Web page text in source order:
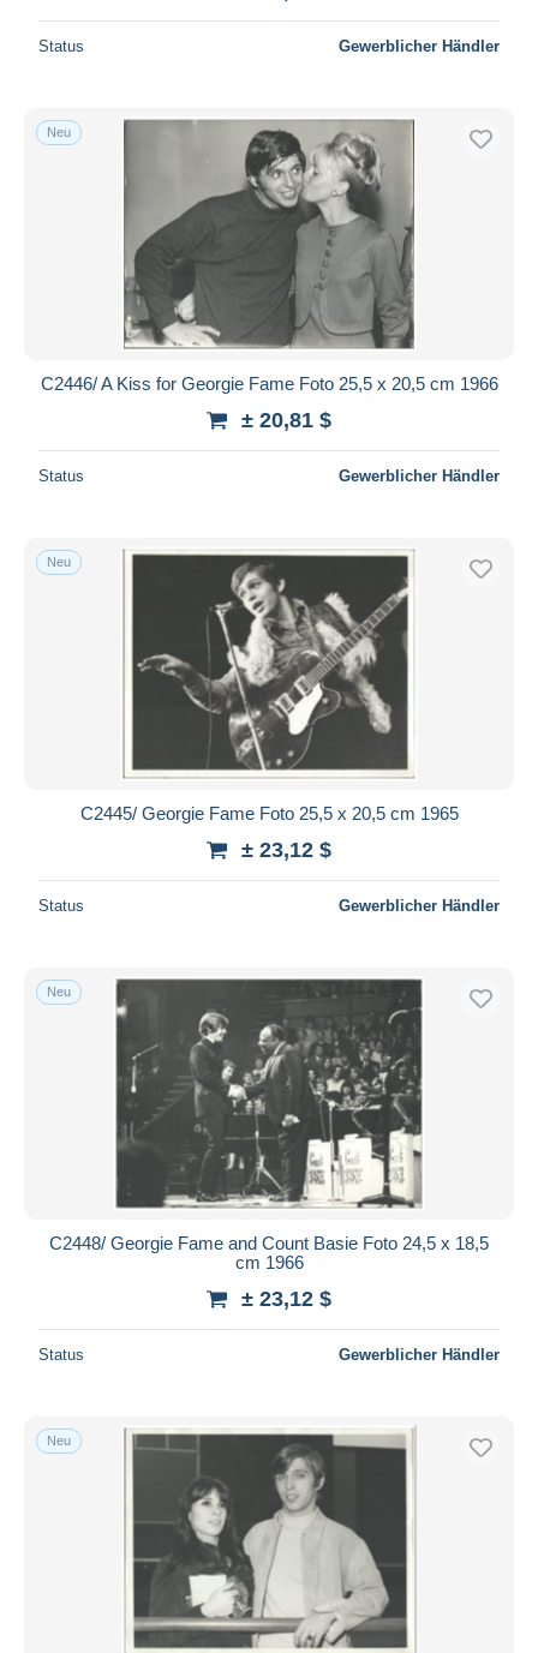
Status Gewerblicher Händler
Neu
C2446/ A Kiss for Georgie Fame Foto 25,5 x 20,5 cm 1966
± 20,81 $
Status Gewerblicher Händler
Neu
C2445/ Georgie Fame Foto 25,5 x 20,5 cm 1965
± 23,12 $
Status Gewerblicher Händler
Neu
C2448/ Georgie Fame and Count Basie Foto 24,5 x 18,5
cm 1966
± 23,12 $
Status Gewerblicher Händler
Neu